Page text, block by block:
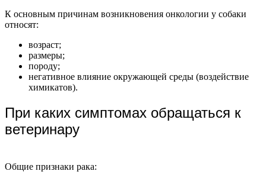
К основным причинам возникновения онкологии у собаки
относят:
возраст;
размеры;
породу;
негативное влияние окружающей среды (воздействие
химикатов).
При каких симптомах обращаться к
ветеринару
Общие признаки рака: